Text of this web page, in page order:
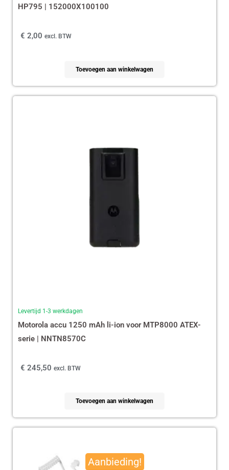
HP795 | 152000X100100
€ 2,00 excl. BTW
Toevoegen aan winkelwagen
Levertijd 1-3 werkdagen
Motorola accu 1250 mAh li-ion voor MTP8000 ATEX-
serie | NNTN8570C
€ 245,50 excl. BTW
Toevoegen aan winkelwagen
Aanbieding!
was:
is: